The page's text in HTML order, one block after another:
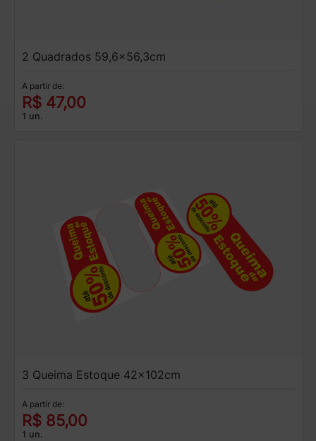
2 Quadrados 59,6x56,3cm
A partir de:
R$ 47,00
1 un.
3 Queima Estoque 42x102cm
A partir de:
R$ 85,00
1 un.